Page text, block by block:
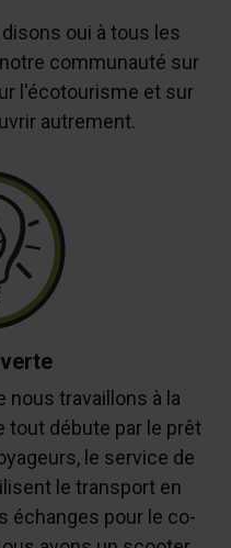
oui à tous les
communauté sur
l'écotourisme et sur
autrement.
nous travaillons à la
tout débute par le prêt
le service de
le transport en
échanges pour le co-